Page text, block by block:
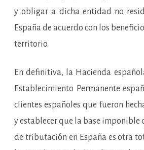
y obligar a dicha entidad no
España de acuerdo con los
territorio.
En definitiva, la Hacienda
Establecimiento Permanente
clientes españoles que fueron
y establecer que la base imponible
de tributación en España es otra